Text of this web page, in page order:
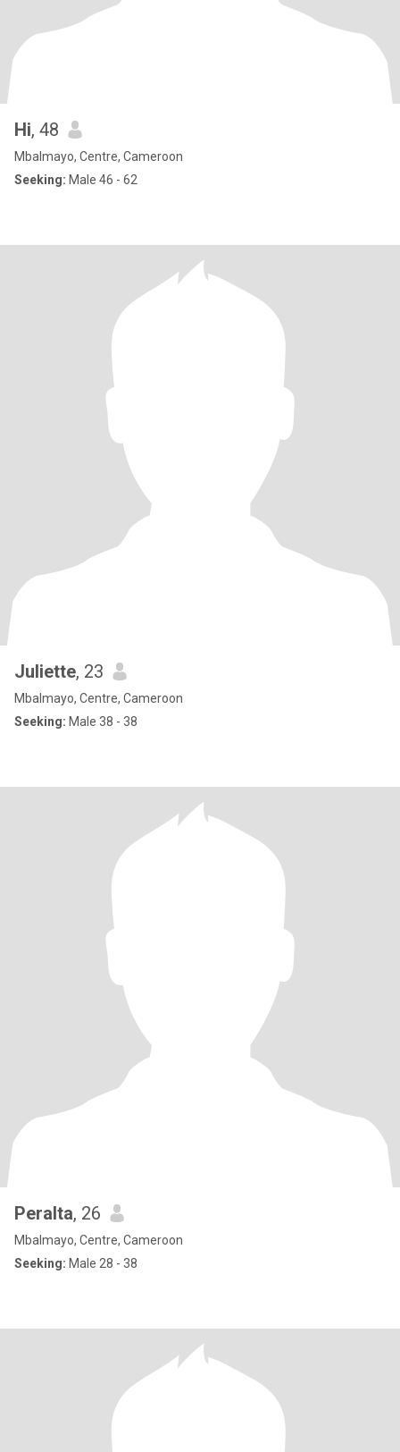
Hi, 48
Mbalmayo, Centre, Cameroon
Seeking: Male 46 - 62
Juliette, 23
Mbalmayo, Centre, Cameroon
Seeking: Male 38 - 38
Peralta, 26
Mbalmayo, Centre, Cameroon
Seeking: Male 28 - 38